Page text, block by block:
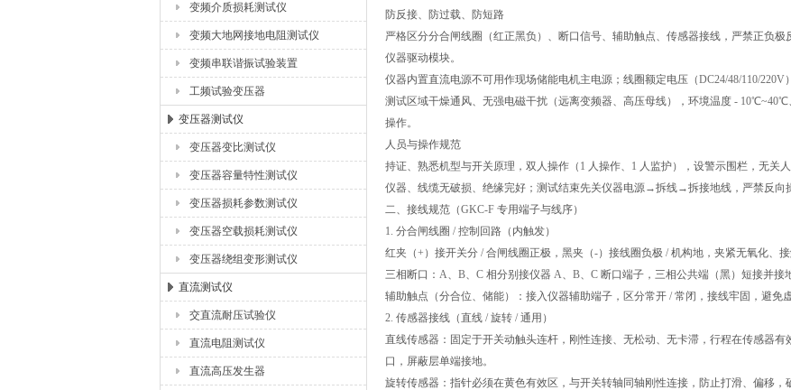
变频介质损耗测试仪
变频大地网接地电阻测试仪
变频串联谐振试验装置
工频试验变压器
变压器测试仪
变压器变比测试仪
变压器容量特性测试仪
变压器损耗参数测试仪
变压器空载损耗测试仪
变压器绕组变形测试仪
直流测试仪
交直流耐压试验仪
直流电阻测试仪
直流高压发生器
防反接、防过载、防短路
严格区分分合闸线圈（红正黑负）、断口信号、辅助触点、传感器接线，严禁正负极
仪器驱动模块。
仪器内置直流电源不可用作现场储能电机主电源；线圈额定电压（DC24/48/110/220V
测试区域干燥通风、无强电磁干扰（远离变频器、高压母线），环境温度 - 10℃~40℃
操作。
人员与操作规范
持证、熟悉机型与开关原理，双人操作（ 1 人操作、 1 人监护），设警示围栏，无关人
仪器、线缆无破损、绝缘完好；测试结束先关仪器电源→拆线→拆接地线，严禁反向
二、接线规范（GKC-F 专用端子与线序）
1. 分合闸线圈 /控制回路（内触发）
红夹（+ ）接开关分 /合闸线圈正极，黑夹（-）接线圈负极 /机构地，夹紧无氧化、
三相断口： A、 B、 C 相分别接仪器 A、 B、 C 断口端子，三相公共端（黑）短接并接
辅助触点（分合位、储能）：接入仪器辅助端子，区分常开 /常闭，接线牢固，避免
2. 传感器接线（直线 /旋转 /通用）
直线传感器：固定于开关动触头连杆，刚性连接、无松动、无卡滞，行程在传感器
口，屏蔽层单端接地。
旋转传感器：指针必须在黄色有效区，与开关转轴同轴刚性连接，防止打滑、偏移，